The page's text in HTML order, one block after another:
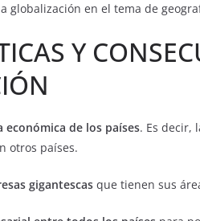
globalización en el tema de
Y
económica de los países. Es decir,
otros países.
gigantescas que tienen sus